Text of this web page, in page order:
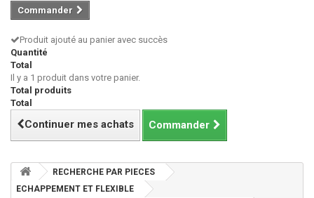
Commander
Produit ajouté au panier avec succès
Quantité
Total
Il y a 1 produit dans votre panier.
Total produits
Total
Continuer mes achats Commander
RECHERCHE PAR PIECES
ECHAPPEMENT ET FLEXIBLE